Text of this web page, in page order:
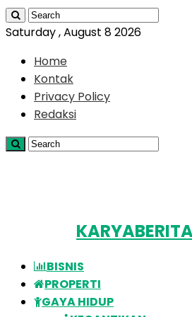
Saturday , August 8 2026
Home
Kontak
Privacy Policy
Redaksi
BISNIS
PROPERTI
GAYA HIDUP